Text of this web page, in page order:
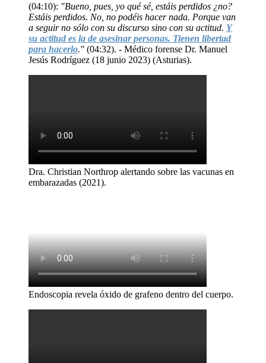
(04:10): "Bueno, pues, yo qué sé, estáis perdidos ¿no?
Estáis perdidos. No, no podéis hacer nada. Porque van
a seguir no sólo con su discurso sino con su actitud. Y
su actitud es la de asesinar personas. Tienen libertad
para hacerlo." (04:32). - Médico forense Dr. Manuel
Jesús Rodríguez (18 junio 2023) (Asturias).
Dra. Christian Northrop alertando sobre las vacunas en
embarazadas (2021).
Endoscopia revela óxido de grafeno dentro del cuerpo.